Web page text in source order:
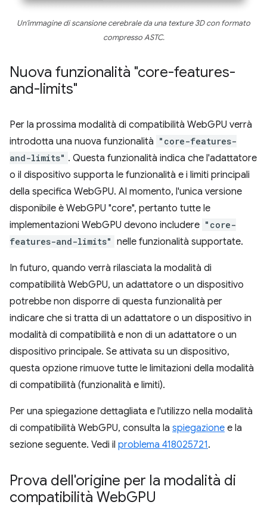
Un'immagine di scansione cerebrale da una texture 3D con formato
compresso ASTC.
Nuova funzionalità "core-features-
and-limits"
Per la prossima modalità di compatibilità WebGPU verrà
introdotta una nuova funzionalità "core-features-
and-limits" . Questa funzionalità indica che l'adattatore
o il dispositivo supporta le funzionalità e i limiti principali
della specifica WebGPU. Al momento, l'unica versione
disponibile è WebGPU "core", pertanto tutte le
implementazioni WebGPU devono includere "core-
features-and-limits" nelle funzionalità supportate.
In futuro, quando verrà rilasciata la modalità di
compatibilità WebGPU, un adattatore o un dispositivo
potrebbe non disporre di questa funzionalità per
indicare che si tratta di un adattatore o un dispositivo in
modalità di compatibilità e non di un adattatore o un
dispositivo principale. Se attivata su un dispositivo,
questa opzione rimuove tutte le limitazioni della modalità
di compatibilità (funzionalità e limiti).
Per una spiegazione dettagliata e l'utilizzo nella modalità
di compatibilità WebGPU, consulta la spiegazione e la
sezione seguente. Vedi il problema 418025721.
Prova dell'origine per la modalità di
compatibilità WebGPU